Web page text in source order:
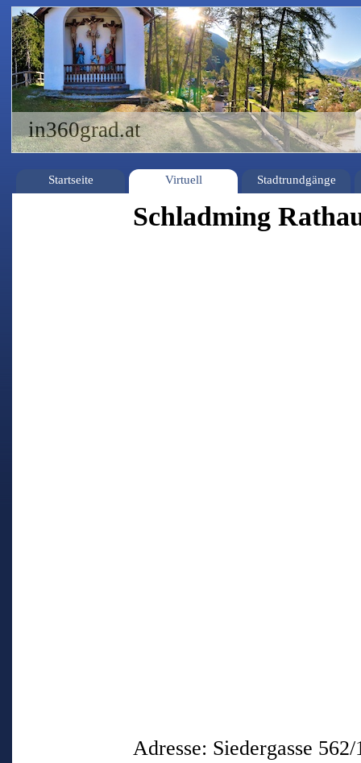
in360grad.at
Startseite Virtuell Stadtrundgänge
Schladming
Adresse: Siedergasse